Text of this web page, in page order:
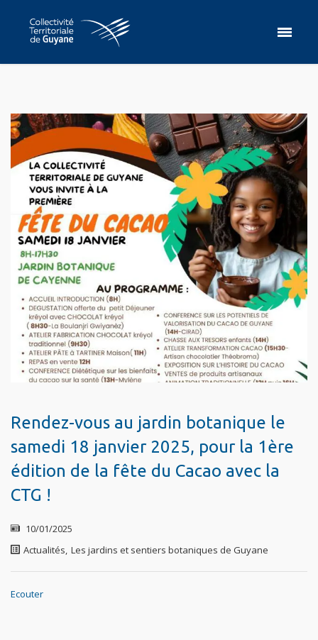
Rendez-vous au jardin botanique le
samedi 18 janvier 2025, pour la 1ère
édition de la fête du Cacao avec la
CTG !
10/01/2025
Actualités, Les jardins et sentiers botaniques de Guyane
Ecouter